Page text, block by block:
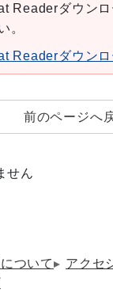
Readerダウンロ
。
Readerダウンロ
前のページへ
せん
ついて
アクセ